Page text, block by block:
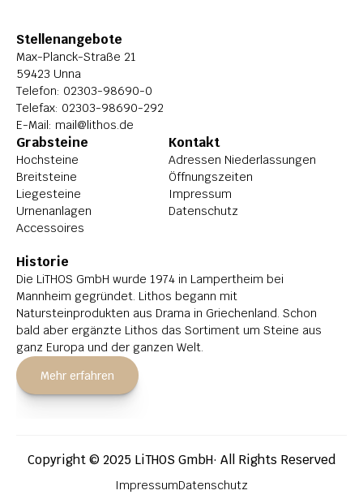
Stellenangebote
Max-Planck-Straße 21
59423 Unna
Telefon: 02303-98690-0
Telefax: 02303-98690-292
E-Mail: mail@lithos.de
Grabsteine
Hochsteine
Breitsteine
Liegesteine
Urnenanlagen
Accessoires
Kontakt
Adressen Niederlassungen
Öffnungszeiten
Impressum
Datenschutz
Historie
Die LiTHOS GmbH wurde 1974 in Lampertheim bei
Mannheim gegründet. Lithos begann mit
Natursteinprodukten aus Drama in Griechenland. Schon
bald aber ergänzte Lithos das Sortiment um Steine aus
ganz Europa und der ganzen Welt.
Mehr erfahren
Copyright © 2025 LiTHOS GmbH· All Rights Reserved
ImpressumDatenschutz